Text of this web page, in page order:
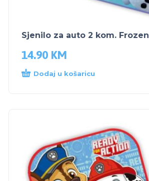
Sjenilo za auto 2 kom. Frozen
14.90 KM
Dodaj u košaricu